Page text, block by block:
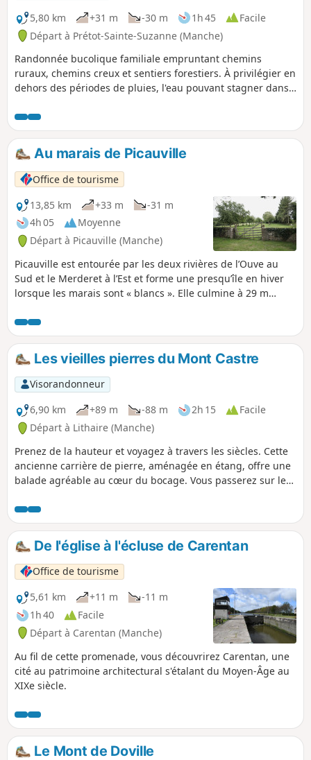
5,80 km
+31 m -30 m 1h 45
Facile
Départ à Prétot-Sainte-Suzanne (Manche)
Randonnée bucolique familiale empruntant chemins
ruraux, chemins creux et sentiers forestiers. À privilégier en
dehors des périodes de pluies, l'eau pouvant stagner dans
Au marais de Picauville
Office de tourisme
13,85 km
+33 m
-31 m
4h 05
Moyenne
Départ à Picauville (Manche)
Picauville est entourée par les deux rivières de l’Ouve au
Sud et le Merderet à l’Est et forme une presqu’île en hiver
lorsque les marais sont « blancs ». Elle culmine à 29 m
s‘enfonce dans le bocage le long de chemins creux ou
« chasses ».
Les vieilles pierres du Mont Castre
Visorandonneur
6,90 km
+89 m -88 m 2h 15
Facile
Départ à Lithaire (Manche)
Prenez de la hauteur et voyagez à travers les siècles. Cette
ancienne carrière de pierre, aménagée en étang, offre une
balade agréable au cœur du bocage. Vous passerez sur les
passerez également sur l'ancien chemin qu'empruntaient
les wagonnets qui apportaient les pierres à la gare de
Lithaire pour rejoindre Paris et ses grands travaux. Autour
de l'étang, vous verrez l'ancien château, la vieille église et
les restes d'une allée néolithique. Ne manquez pas la vue à
180° sur les alentours.
De l'église à l'écluse de Carentan
Office de tourisme
5,61 km
+11 m
-11 m
1h 40
Facile
Départ à Carentan (Manche)
Au fil de cette promenade, vous découvrirez Carentan, une
cité au patrimoine architectural s'étalant du Moyen-Âge au
XIXe siècle.
Le Mont de Doville